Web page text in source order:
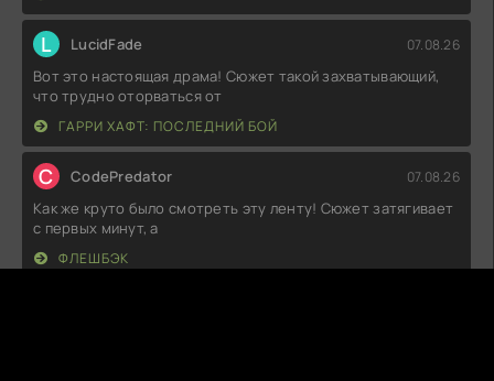
L LucidFade 07.08.26
Вот это настоящая драма! Сюжет такой захватывающий,
что трудно оторваться от
ГАРРИ ХАФТ: ПОСЛЕДНИЙ БОЙ
C CodePredator 07.08.26
Как же круто было смотреть эту ленту! Сюжет затягивает
с первых минут, а
ФЛЕШБЭК